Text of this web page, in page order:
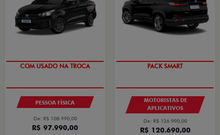
PESSOA FÍSICA
De: R$ 108.990,00
R$ 97.990,00
PACK SMART
MOTORISTAS DE
APLICATIVOS
De: R$ 126.990,00
R$ 120.690,00